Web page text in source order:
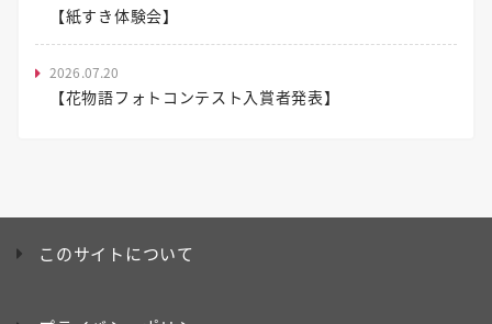
【紙すき体験会】
2026.07.20
【花物語フォトコンテスト入賞者発表】
このサイトについて